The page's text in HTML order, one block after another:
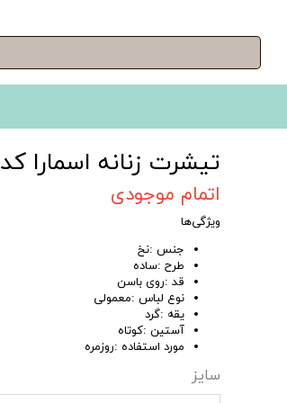
تیشرت زنانه اسمارا کد IAN-296446
اتمام موجودی
ویژگی‌ها
جنس :نخ
طرح :ساده
قد :روی باسن
نوع لباس :معمولی
یقه :گرد
آستین :کوتاه
مورد استفاده :روزمره
سایز